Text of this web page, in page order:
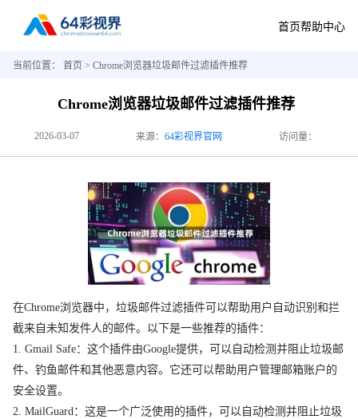
首页帮助中心
当前位置： 首页 > Chrome浏览器垃圾邮件过滤插件推荐
Chrome浏览器垃圾邮件过滤插件推荐
2026-03-07 来源： 64彩视界官网 访问量：
在Chrome浏览器中，垃圾邮件过滤插件可以帮助用户自动识别和拦
截来自未知发件人的邮件。以下是一些推荐的插件：
1. Gmail Safe：这个插件由Google提供，可以自动检测并阻止垃圾邮
件、钓鱼邮件和其他恶意内容。它还可以帮助用户管理邮箱账户的
安全设置。
2. MailGuard：这是一个广泛使用的插件，可以自动检测并阻止垃圾